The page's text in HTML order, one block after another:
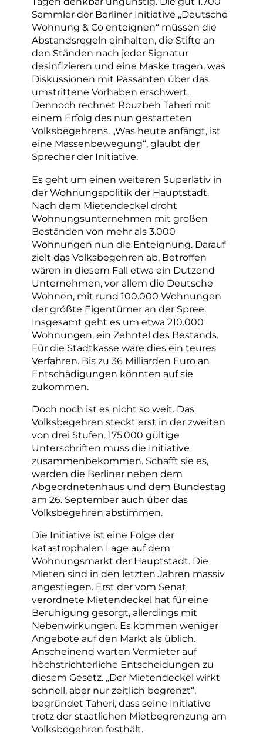
Sammler der Berliner Initiative „Deutsche
Wohnung & Co enteignen“ müssen die
Abstandsregeln einhalten, die Stifte an
den Ständen nach jeder Signatur
desinfizieren und eine Maske tragen, was
Diskussionen mit Passanten über das
umstrittene Vorhaben erschwert.
Dennoch rechnet Rouzbeh Taheri mit
einem Erfolg des nun gestarteten
Volksbegehrens. „Was heute anfängt, ist
eine Massenbewegung“, glaubt der
Sprecher der Initiative.
Es geht um einen weiteren Superlativ in
der Wohnungspolitik der Hauptstadt.
Nach dem Mietendeckel droht
Wohnungsunternehmen mit großen
Beständen von mehr als 3.000
Wohnungen nun die Enteignung. Darauf
zielt das Volksbegehren ab. Betroffen
wären in diesem Fall etwa ein Dutzend
Unternehmen, vor allem die Deutsche
Wohnen, mit rund 100.000 Wohnungen
der größte Eigentümer an der Spree.
Insgesamt geht es um etwa 210.000
Wohnungen, ein Zehntel des Bestands.
Für die Stadtkasse wäre dies ein teures
Verfahren. Bis zu 36 Milliarden Euro an
Entschädigungen könnten auf sie
zukommen.
Doch noch ist es nicht so weit. Das
Volksbegehren steckt erst in der zweiten
von drei Stufen. 175.000 gültige
Unterschriften muss die Initiative
zusammenbekommen. Schafft sie es,
werden die Berliner neben dem
Abgeordnetenhaus und dem Bundestag
am 26. September auch über das
Volksbegehren abstimmen.
Die Initiative ist eine Folge der
katastrophalen Lage auf dem
Wohnungsmarkt der Hauptstadt. Die
Mieten sind in den letzten Jahren massiv
angestiegen. Erst der vom Senat
verordnete Mietendeckel hat für eine
Beruhigung gesorgt, allerdings mit
Nebenwirkungen. Es kommen weniger
Angebote auf den Markt als üblich.
Anscheinend warten Vermieter auf
höchstrichterliche Entscheidungen zu
diesem Gesetz. „Der Mietendeckel wirkt
schnell, aber nur zeitlich begrenzt“,
begründet Taheri, dass seine Initiative
trotz der staatlichen Mietbegrenzung am
Volksbegehren festhält.